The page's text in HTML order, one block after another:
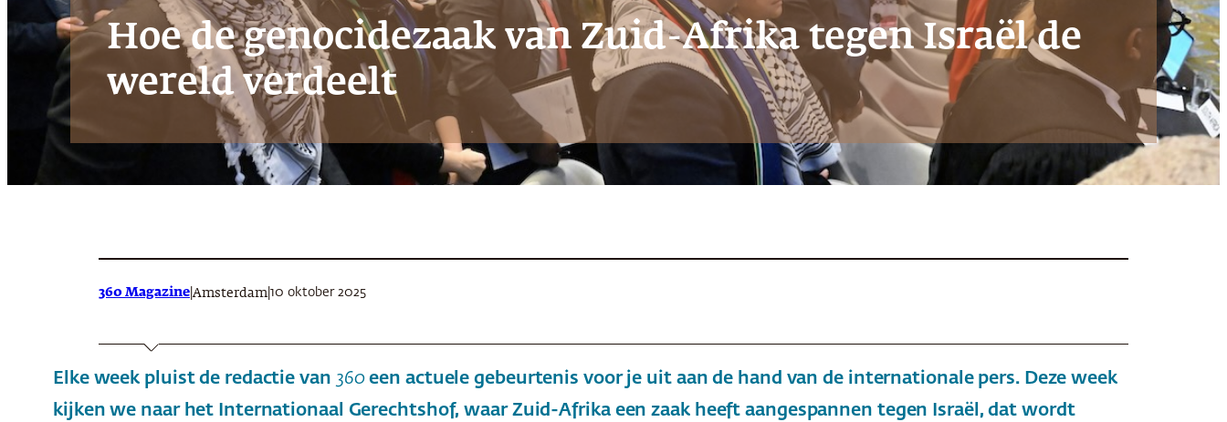
Hoe de genocidezaak van Zuid-Afrika tegen Israël de
wereld verdeelt
360 Magazine Amsterdam 10 oktober 2025
Elke week pluist de redactie van 360een actuele gebeurtenis voor je uit aan de hand van de internationale pers. Deze week
kijken we naar het Internationaal Gerechtshof, waar Zuid-Afrika een zaak heeft aangespannen tegen Israël, dat wordt